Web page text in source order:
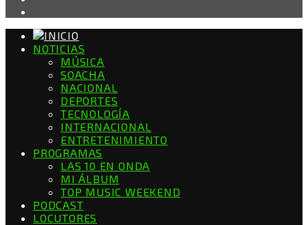
NOTICIAS
MÚSICA
SOACHA
NACIONAL
DEPORTES
TECNOLOGÍA
INTERNACIONAL
ENTRETENIMIENTO
PROGRAMAS
LAS 10 EN ONDA
MI ÁLBUM
TOP MUSIC WEEKEND
PODCAST
LOCUTORES